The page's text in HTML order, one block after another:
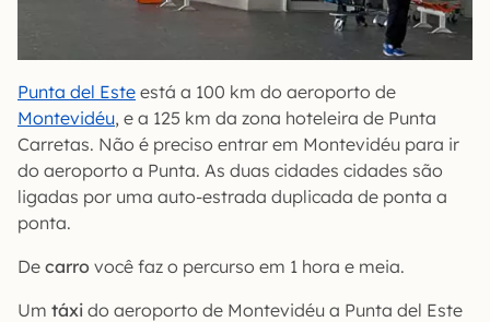
Punta del Este está a 100 km do aeroporto de
Montevidéu, e a 125 km da zona hoteleira de Punta
Carretas. Não é preciso entrar em Montevidéu para ir
do aeroporto a Punta. As duas cidades cidades são
ligadas por uma auto-estrada duplicada de ponta a
ponta.
De carro você faz o percurso em 1 hora e meia.
Um táxi do aeroporto de Montevidéu a Punta del Este